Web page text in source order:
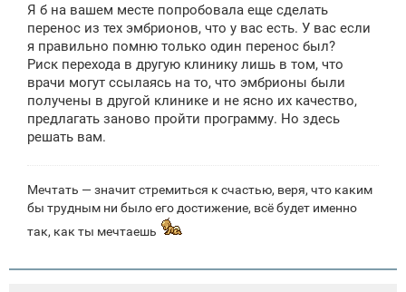
Я б на вашем месте попробовала еще сделать
перенос из тех эмбрионов, что у вас есть. У вас если
я правильно помню только один перенос был?
Риск перехода в другую клинику лишь в том, что
врачи могут ссылаясь на то, что эмбрионы были
получены в другой клинике и не ясно их качество,
предлагать заново пройти программу. Но здесь
решать вам.
Мечтать — значит стремиться к счастью, веря, что каким
бы трудным ни было его достижение, всё будет именно
так, как ты мечтаешь